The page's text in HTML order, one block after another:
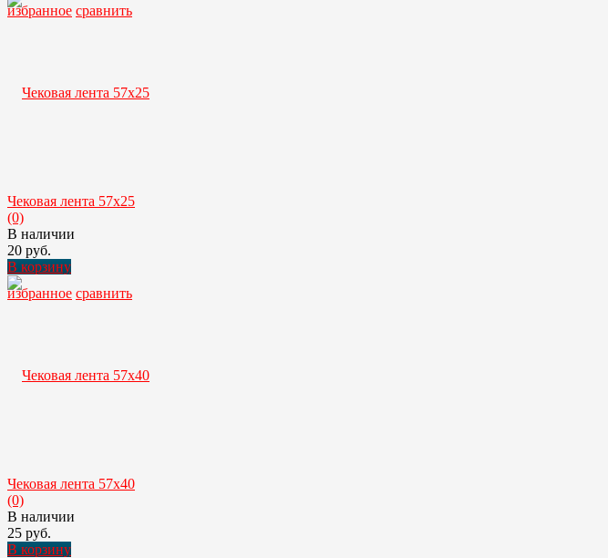
избранное сравнить
избранное сравнить
Чековая лента 57х25
(0)
В наличии
20 руб.
В корзину
Чековая лента 57х40
(0)
В наличии
25 руб.
В корзину